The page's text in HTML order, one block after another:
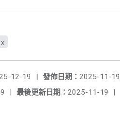
發佈日期： 2025-11-19
12-19
|
最後更新日期： 2025-11-19 |
|